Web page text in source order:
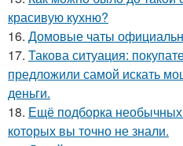
красивую кухню?
16. Домовые чаты
17. Такова ситуация:
предложили самой искать
деньги.
18. Ещё подборка необычных
которых вы точно не знали.